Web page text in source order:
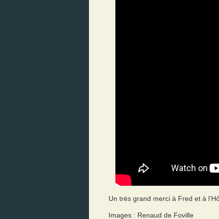
Un très grand merci à Fred et à
Images : Renaud de Foville